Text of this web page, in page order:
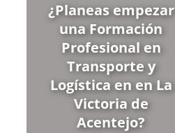
¿Planeas empezar
una Formación
Profesional en
Transporte y
Logística en en La
Victoria de
Acentejo?